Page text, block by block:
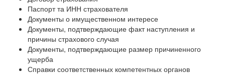
Паспорт та ИНН страхователя
Документы о имущественном интересе
Документы, подтверждающие факт наступления и
причины страхового случая
Документы, подтверждающие размер причиненного
ущерба
Справки соответственных компетентных органов